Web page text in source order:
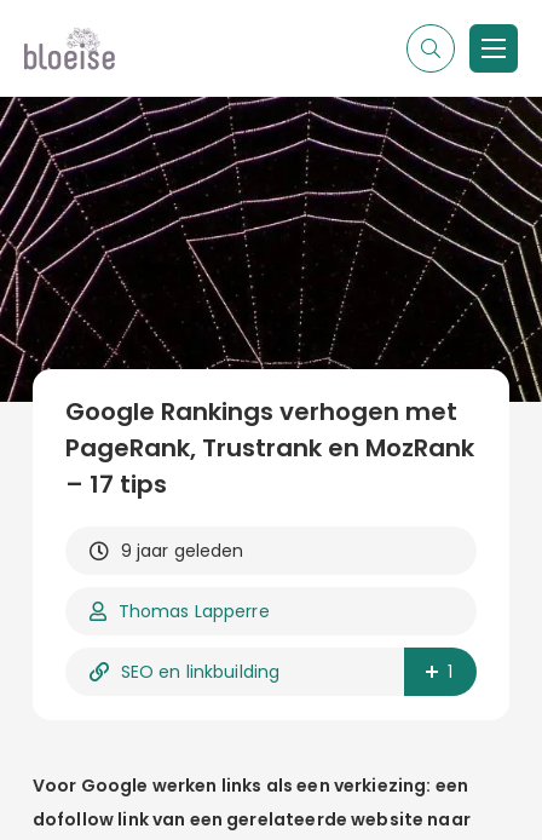
Contentmarketing
Online marketing
Branches
Marketing
Alle soorten artikelen
Alle topics
Google Rankings verhogen met
PageRank, Trustrank en MozRank
– 17 tips
9 jaar geleden
Thomas Lapperre
SEO en linkbuilding 1
Voor Google werken links als een verkiezing: een
dofollow link van een gerelateerde website naar